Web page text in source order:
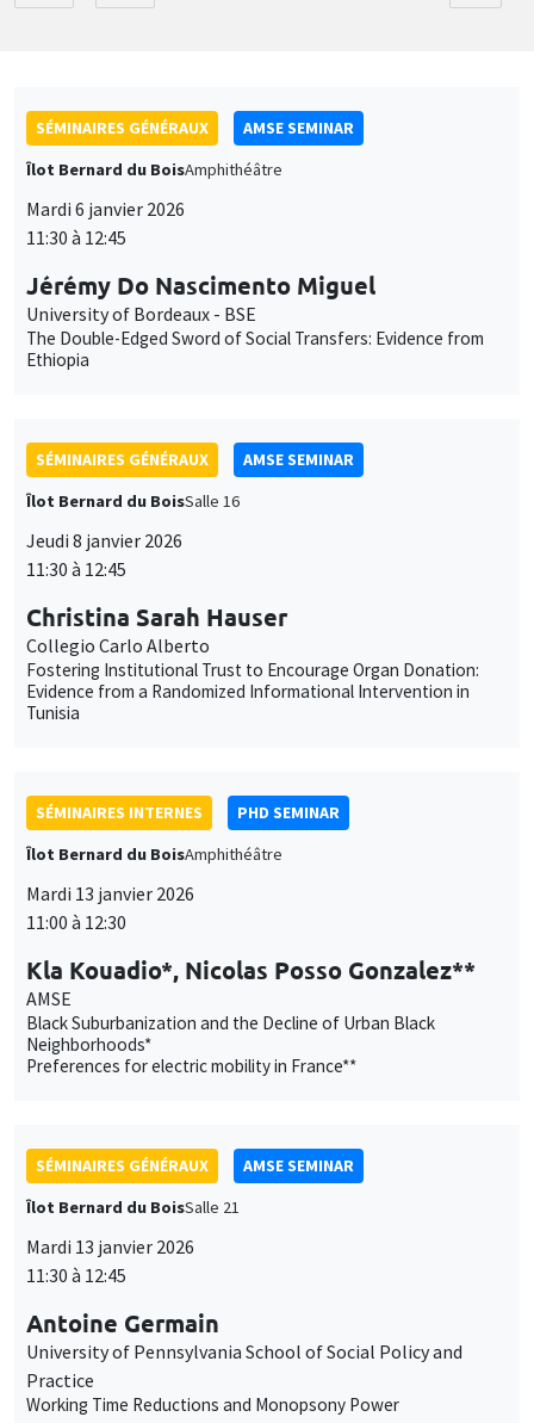
SÉMINAIRES GÉNÉRAUX
AMSE SEMINAR
Îlot Bernard du BoisAmphithéâtre
Mardi 6 janvier 2026
11:30 à 12:45
Jérémy Do Nascimento Miguel
University of Bordeaux - BSE
The Double-Edged Sword of Social Transfers: Evidence from
Ethiopia
SÉMINAIRES GÉNÉRAUX
AMSE SEMINAR
Îlot Bernard du BoisSalle 16
Jeudi 8 janvier 2026
11:30 à 12:45
Christina Sarah Hauser
Collegio Carlo Alberto
Fostering Institutional Trust to Encourage Organ Donation:
Evidence from a Randomized Informational Intervention in
Tunisia
SÉMINAIRES INTERNES
PHD SEMINAR
Îlot Bernard du BoisAmphithéâtre
Mardi 13 janvier 2026
11:00 à 12:30
Kla Kouadio*, Nicolas Posso Gonzalez**
AMSE
Black Suburbanization and the Decline of Urban Black
Neighborhoods*
Preferences for electric mobility in France**
SÉMINAIRES GÉNÉRAUX
AMSE SEMINAR
Îlot Bernard du BoisSalle 21
Mardi 13 janvier 2026
11:30 à 12:45
Antoine Germain
University of Pennsylvania School of Social Policy and
Practice
Working Time Reductions and Monopsony Power